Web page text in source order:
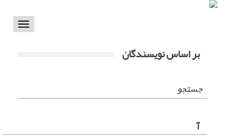
Toggle
بر اساس نویسندگان
جستجو
آ